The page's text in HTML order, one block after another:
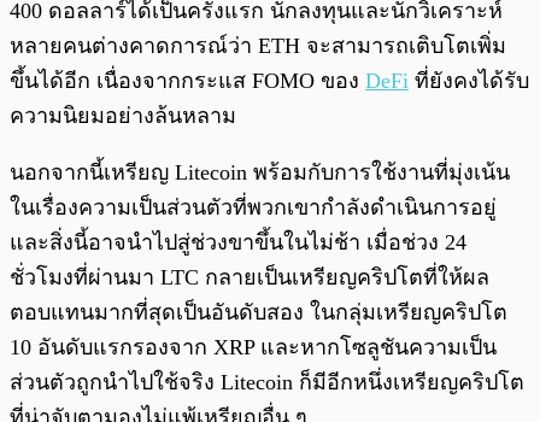
400 ดอลลาร์ได้เป็นครั้งแรก นักลงทุนและนักวิเคราะห์
หลายคนต่างคาดการณ์ว่า ETH จะสามารถเติบโตเพิ่ม
ขึ้นได้อีก เนื่องจากกระแส FOMO ของ DeFi ที่ยังคงได้รับ
ความนิยมอย่างล้นหลาม
นอกจากนี้เหรียญ Litecoin พร้อมกับการใช้งานที่มุ่งเน้น
ในเรื่องความเป็นส่วนตัวที่พวกเขากำลังดำเนินการอยู่
และสิ่งนี้อาจนำไปสู่ช่วงขาขึ้นในไม่ช้า เมื่อช่วง 24
ชั่วโมงที่ผ่านมา LTC กลายเป็นเหรียญคริปโตที่ให้ผล
ตอบแทนมากที่สุดเป็นอันดับสอง ในกลุ่มเหรียญคริปโต
10 อันดับแรกรองจาก XRP และหากโซลูชันความเป็น
ส่วนตัวถูกนำไปใช้จริง Litecoin ก็มีอีกหนึ่งเหรียญคริปโต